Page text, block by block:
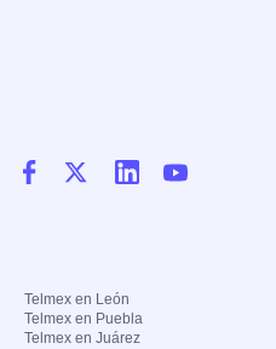
Telmex en León
Telmex en Puebla
Telmex en Juárez